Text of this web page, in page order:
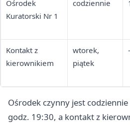
Ośrodek
Kuratorski Nr 1
codziennie
Kontakt z
kierownikiem
wtorek,
piątek
Ośrodek czynny jest
godz. 19:30, a kontakt z